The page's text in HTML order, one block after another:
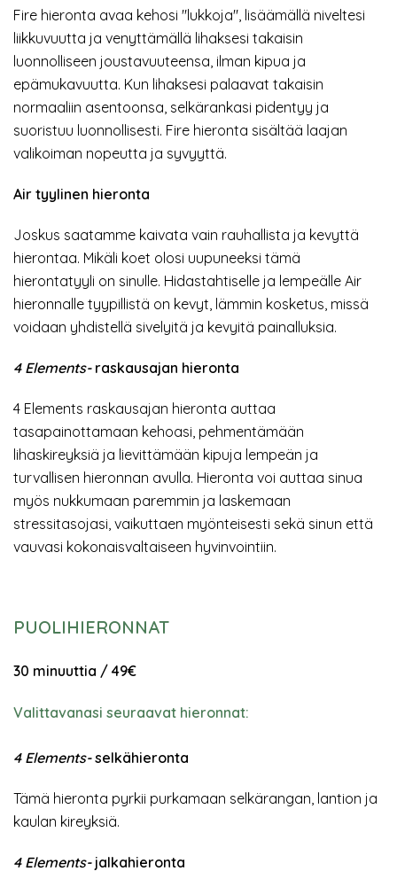
Fire hieronta avaa kehosi "lukkoja", lisäämällä niveltesi
liikkuvuutta ja venyttämällä lihaksesi takaisin
luonnolliseen joustavuuteensa, ilman kipua ja
epämukavuutta. Kun lihaksesi palaavat takaisin
normaaliin asentoonsa, selkärankasi pidentyy ja
suoristuu luonnollisesti. Fire hieronta sisältää laajan
valikoiman nopeutta ja syvyyttä.
Air tyylinen hieronta
Joskus saatamme kaivata vain rauhallista ja kevyttä
hierontaa. Mikäli koet olosi uupuneeksi tämä
hierontatyyli on sinulle. Hidastahtiselle ja lempeälle Air
hieronnalle tyypillistä on kevyt, lämmin kosketus, missä
voidaan yhdistellä sivelyitä ja kevyitä painalluksia.
4 Elements- raskausajan hieronta
4 Elements raskausajan hieronta auttaa
tasapainottamaan kehoasi, pehmentämään
lihaskireyksiä ja lievittämään kipuja lempeän ja
turvallisen hieronnan avulla. Hieronta voi auttaa sinua
myös nukkumaan paremmin ja laskemaan
stressitasojasi, vaikuttaen myönteisesti sekä sinun että
vauvasi kokonaisvaltaiseen hyvinvointiin.
PUOLIHIERONNAT
30 minuuttia / 49€
Valittavanasi seuraavat hieronnat:
4 Elements-selkähieronta
Tämä hieronta pyrkii purkamaan selkärangan, lantion ja
kaulan kireyksiä.
4 Elements-jalkahieronta